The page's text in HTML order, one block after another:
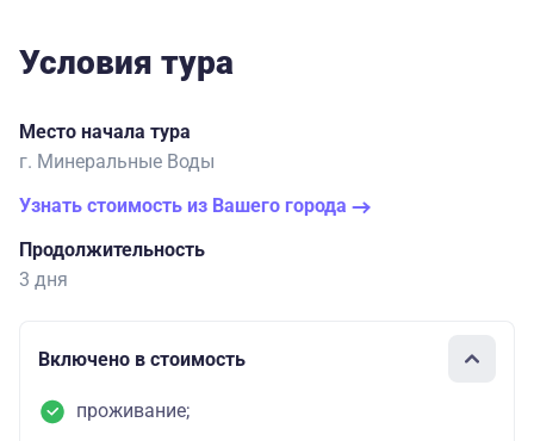
Условия тура
Место начала тура
г. Минеральные Воды
Узнать стоимость из Вашего города
Продолжительность
3 дня
Включено в стоимость
проживание;